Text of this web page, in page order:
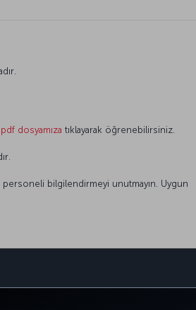
pdf dosyamıza tıklayarak öğrenebilirsiniz.
personeli bilgilendirmeyi unutmayın. Uygun